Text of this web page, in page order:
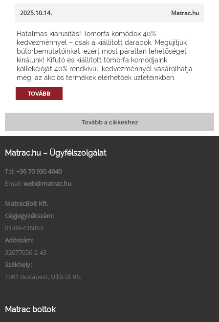
2025.10.14. Matrac.hu
Hatalmas kiárusítás! Tömörfa komódok 40%
kedvezménnyel – csak a kiállított darabok. Megújítjuk
bútorbemutatóinkat, ezért most páratlan lehetőséget
kínálunk! Kifutó és kiállított tömörfa komódjaink
kollekcióját 40% rendkívüli kedvezménnyel vásárolhatja
meg, az akciós termékek elérhetőek üzleteinkben.
TOVÁBB
Tovább a cikkekhez
Matrac.hu – Ügyfélszolgálat
Tel: +36 70 930 4040
Email: web@matrac.hu
MatracBolt Kft.
Cégjegyzékszám:
01-09-436863
Adószám:
32677056-2-43
Székhely:
1091 Budapest, Üllői út 95.
Matrac boltok